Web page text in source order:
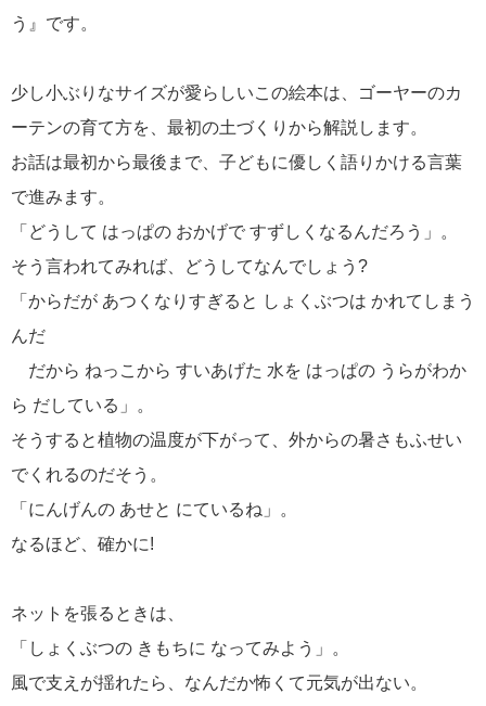
う』です。
少し小ぶりなサイズが愛らしいこの絵本は、ゴーヤーのカ
ーテンの育て方を、最初の土づくりから解説します。
お話は最初から最後まで、子どもに優しく語りかける言葉
で進みます。
「どうして はっぱの おかげで すずしくなるんだろう」。
そう言われてみれば、どうしてなんでしょう?
「からだが あつくなりすぎると しょくぶつは かれてしまう
んだ
だから ねっこから すいあげた 水を はっぱの うらがわか
ら だしている」。
そうすると植物の温度が下がって、外からの暑さもふせい
でくれるのだそう。
「にんげんの あせと にているね」。
なるほど、確かに!
ネットを張るときは、
「しょくぶつの きもちに なってみよう」。
風で支えが揺れたら、なんだか怖くて元気が出ない。